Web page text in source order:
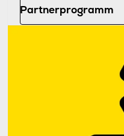
Partnerprogramm